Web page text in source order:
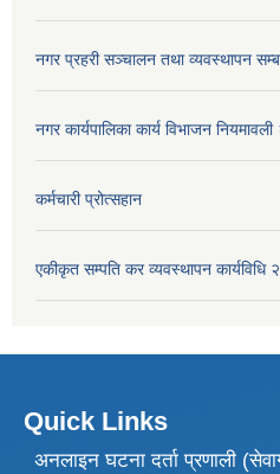
नगर प्रहरी सञ्चालन तथा व्यवस्थापन
नगर कार्यपालिका कार्य विभाजन
कर्मचारी प्रोत्सहान
एकीकृत सम्पति कर व्यवस्थापन कार्यविधि
Quick Links
अनलाइन घटना दर्ता प्रणाली